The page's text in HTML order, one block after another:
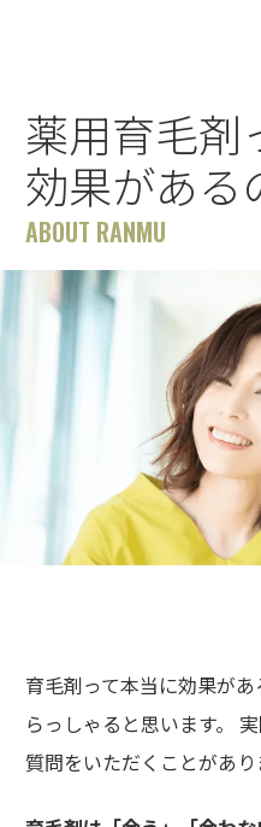
薬用育毛剤
効果がある
ABOUT RANMU
育毛剤って本当に効果が
らっしゃると思います。
質問をいただくことがあり